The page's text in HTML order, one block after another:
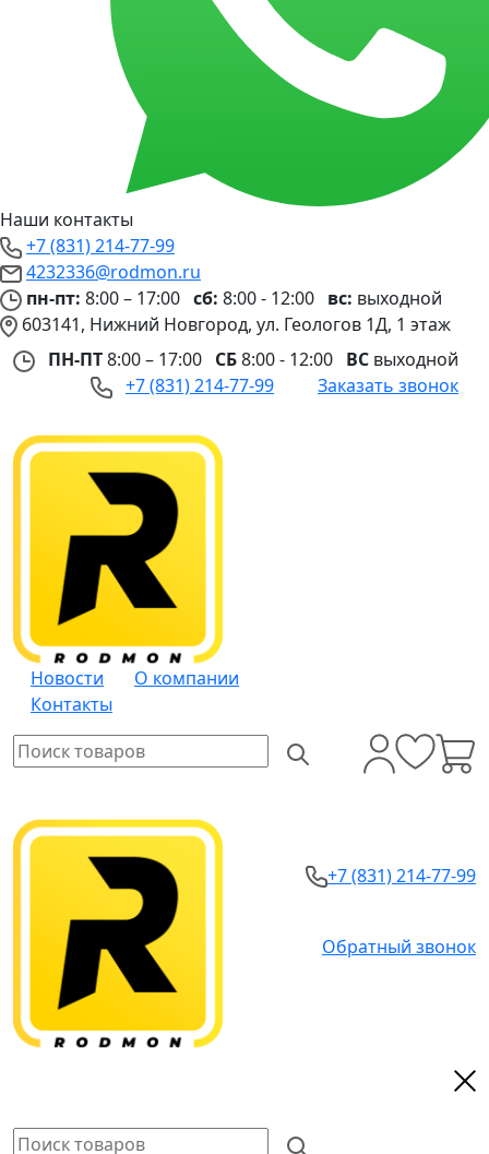
Наши контакты
+7 (831) 214-77-99
4232336@rodmon.ru
пн-пт: 8:00 – 17:00 сб: 8:00 - 12:00 вс: выходной
603141, Нижний Новгород, ул. Геологов 1Д, 1 этаж
ПН-ПТ8:00 – 17:00 СБ8:00 - 12:00 ВС выходной
+7 (831) 214-77-99
Заказать звонок
Новости
О компании
Контакты
+7 (831) 214-77-99
Обратный звонок